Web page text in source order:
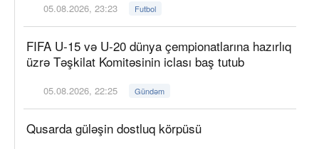
05.08.2026, 23:23 Futbol
FIFA U-15 və U-20 dünya çempionatlarına hazırlıq
üzrə Təşkilat Komitəsinin iclası baş tutub
05.08.2026, 22:25 Gündəm
Qusarda güləşin dostluq körpüsü